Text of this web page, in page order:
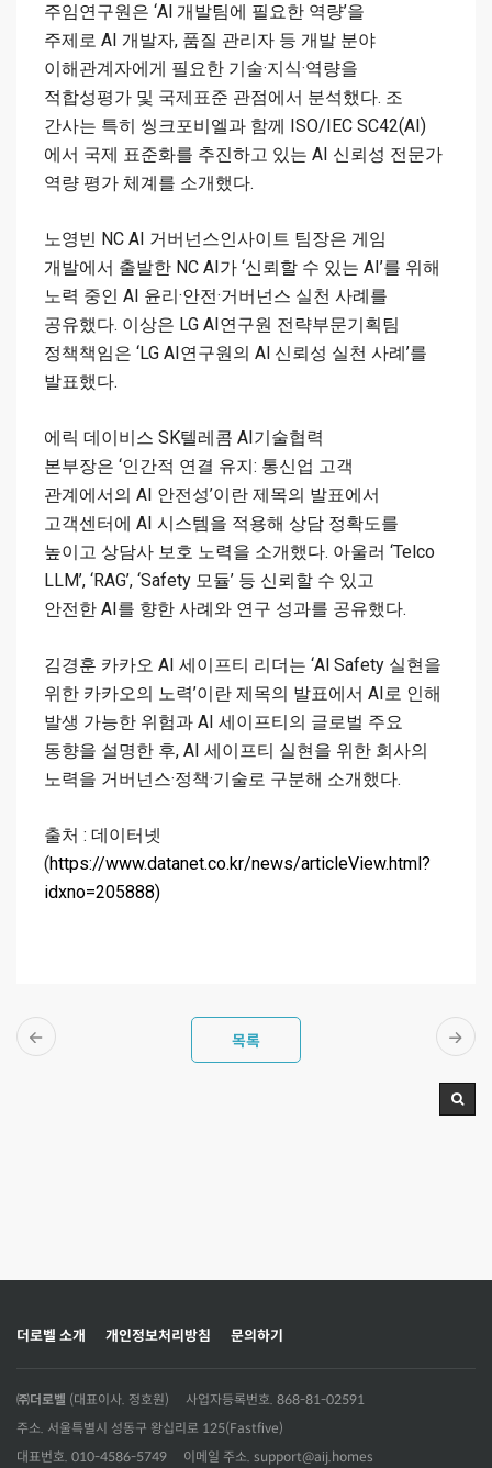
주임연구원은 ‘Al 개발팀에 필요한 역량’을
주제로 AI 개발자, 품질 관리자 등 개발 분야
이해관계자에게 필요한 기술·지식·역량을
적합성평가 및 국제표준 관점에서 분석했다. 조
간사는 특히 씽크포비엘과 함께 ISO/IEC SC42(AI)
에서 국제 표준화를 추진하고 있는 AI 신뢰성 전문가
역량 평가 체계를 소개했다.
노영빈 NC AI 거버넌스인사이트 팀장은 게임
개발에서 출발한 NC AI가 ‘신뢰할 수 있는 AI’를 위해
노력 중인 AI 윤리·안전·거버넌스 실천 사례를
공유했다. 이상은 LG AI연구원 전략부문기획팀
정책책임은 ‘LG AI연구원의 Al 신뢰성 실천 사례’를
발표했다.
에릭 데이비스 SK텔레콤 AI기술협력
본부장은 ‘인간적 연결 유지: 통신업 고객
관계에서의 AI 안전성’이란 제목의 발표에서
고객센터에 AI 시스템을 적용해 상담 정확도를
높이고 상담사 보호 노력을 소개했다. 아울러 ‘Telco
LLM’, ‘RAG’, ‘Safety 모듈’ 등 신뢰할 수 있고
안전한 AI를 향한 사례와 연구 성과를 공유했다.
김경훈 카카오 AI 세이프티 리더는 ‘Al Safety 실현을
위한 카카오의 노력’이란 제목의 발표에서 AI로 인해
발생 가능한 위험과 AI 세이프티의 글로벌 주요
동향을 설명한 후, AI 세이프티 실현을 위한 회사의
노력을 거버넌스·정책·기술로 구분해 소개했다.
출처 : 데이터넷
(https://www.datanet.co.kr/news/articleView.html?
idxno=205888)
목록
더로벨 소개 개인정보처리방침 문의하기
㈜더로벨 (대표이사. 정호원)
사업자등록번호. 868-81-02591
주소. 서울특별시 성동구 왕십리로 125(Fastfive)
대표번호. 010-4586-5749
이메일 주소. support@aij.homes